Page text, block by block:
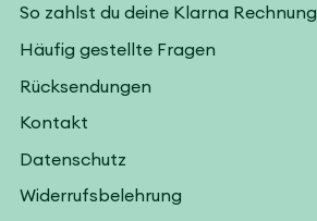
So zahlst du deine Klarna Rechnung
Häufig gestellte Fragen
Rücksendungen
Kontakt
Datenschutz
Widerrufsbelehrung